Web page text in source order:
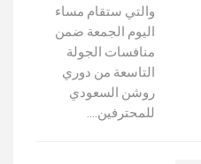
والتي ستقام مساء
اليوم الجمعة ضمن
منافسات الجولة
التاسعة من دوري
روشن السعودي
للمحترفين.…